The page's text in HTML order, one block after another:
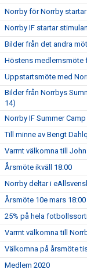
Norrby för Norrby
Norrby IF startar
Bilder från det andra
Höstens medlemsmöte
Uppstartsmöte med
Bilder från Norrbys
14)
Norrby IF Summer
Till minne av Bengt
Varmt välkomna till
Årsmöte ikväll 18:00
Norrby deltar i
Årsmöte 10e mars 18:00
25% på hela
Varmt välkomna till
Välkomna på årsmöte
Medlem 2020